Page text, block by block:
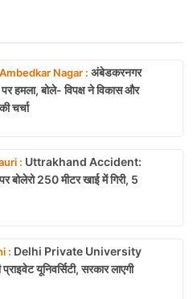
Nagar : अंबेडकरनगर
पर हमला, बोले- विपक्ष ने विकास और
चर्चा
: Uttrakhand Accident:
बोलेरो 250 मीटर खाई में गिरी, 5
: Delhi Private University
यूनिवर्सिटी, सरकार लाएगी